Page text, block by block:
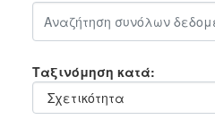
Ταξινόμηση κατά